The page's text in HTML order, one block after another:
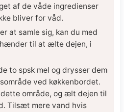
af de våde ingredienser
bliver for våd.
at samle sig, kan du med
til at ælte dejen, i
to spsk mel og drysser dem
ved køkkenbordet.
område, og ælt dejen til
Tilsæt mere vand hvis